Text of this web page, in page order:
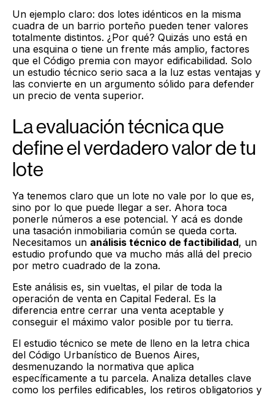
Un ejemplo claro: dos lotes idénticos en la misma
cuadra de un barrio porteño pueden tener valores
totalmente distintos. ¿Por qué? Quizás uno está en
una esquina o tiene un frente más amplio, factores
que el Código premia con mayor edificabilidad. Solo
un estudio técnico serio saca a la luz estas ventajas y
las convierte en un argumento sólido para defender
un precio de venta superior.
La evaluación técnica que
define el verdadero valor de tu
lote
Ya tenemos claro que un lote no vale por lo que es,
sino por lo que puede llegar a ser. Ahora toca
ponerle números a ese potencial. Y acá es donde
una tasación inmobiliaria común se queda corta.
Necesitamos un análisis técnico de factibilidad, un
estudio profundo que va mucho más allá del precio
por metro cuadrado de la zona.
Este análisis es, sin vueltas, el pilar de toda la
operación de venta en Capital Federal. Es la
diferencia entre cerrar una venta aceptable y
conseguir el máximo valor posible por tu tierra.
El estudio técnico se mete de lleno en la letra chica
del Código Urbanístico de Buenos Aires,
desmenuzando la normativa que aplica
específicamente a tu parcela. Analiza detalles clave
como los perfiles edificables, los retiros obligatorios y